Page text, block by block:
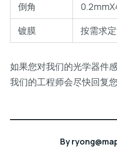
倒角
镀膜
按需求
如果您对我们的光学器件
我们的工程师会尽快回复您
By